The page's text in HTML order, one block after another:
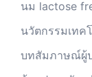
นม lactose
นวัตกรรมเทค
บทสัมภาษณ์ผู้